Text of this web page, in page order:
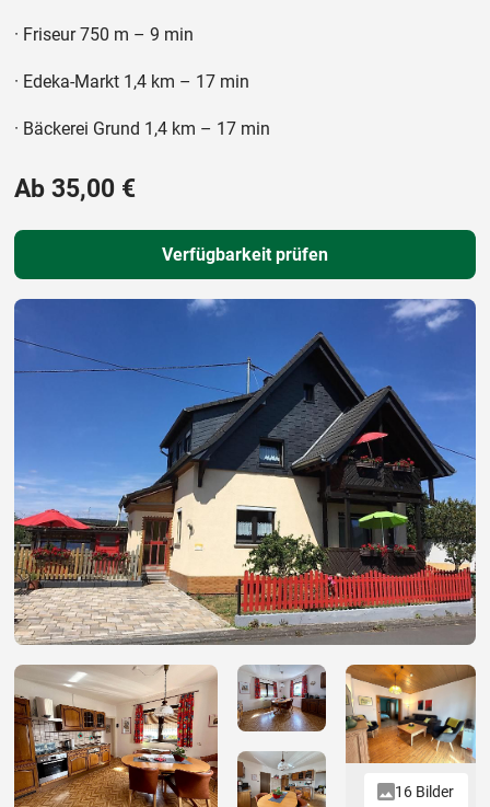
· Friseur 750 m – 9 min
· Edeka-Markt 1,4 km – 17 min
· Bäckerei Grund 1,4 km – 17 min
Ab 35,00 €
Verfügbarkeit prüfen
16 Bilder